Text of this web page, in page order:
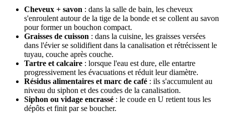
Cheveux + savon : dans la salle de bain, les cheveux
s'enroulent autour de la tige de la bonde et se collent au savon
pour former un bouchon compact.
Graisses de cuisson : dans la cuisine, les graisses versées
dans l'évier se solidifient dans la canalisation et rétrécissent le
tuyau, couche après couche.
Tartre et calcaire : lorsque l'eau est dure, elle entartre
progressivement les évacuations et réduit leur diamètre.
Résidus alimentaires et marc de café : ils s'accumulent au
niveau du siphon et des coudes de la canalisation.
Siphon ou vidage encrassé : le coude en U retient tous les
dépôts et finit par se boucher.